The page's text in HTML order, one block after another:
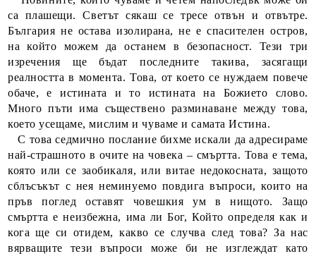
са плашещи. Светът сякаш се тресе отвън и отвътре.
България не остава изолирана, не е спасителен остров,
на който можем да останем в безопасност. Тези три
изречения ще бъдат последните такива, засягащи
реалността в момента. Това, от което се нуждаем повече
обаче, е истината и то истината на Божието слово.
Много пъти има съществено разминаване между това,
което усещаме, мислим и чуваме и самата Истина.
С това седмично послание бихме искали да адресираме
най-страшното в очите на човека – смъртта. Това е тема,
която или се заобикаля, или витае недокосната, защото
сблъсъкът с нея неминуемо повдига въпроси, които на
пръв поглед оставят човешкия ум в нищото. Защо
смъртта е неизбежна, има ли Бог, Който определя как и
кога ще си отидем, какво се случва след това? За нас
вярващите тези въпроси може би не изглеждат като